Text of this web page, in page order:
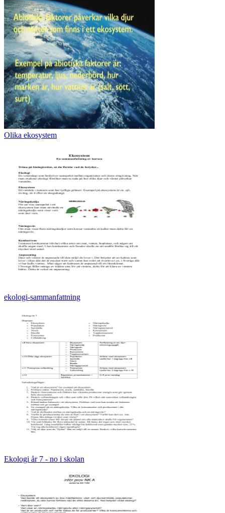
Olika ekosystem
ekologi-sammanfattning
Ekologi år 7 - no i skolan